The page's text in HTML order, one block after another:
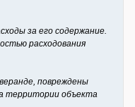
за его содержание.
расходования
повреждены
территории объекта